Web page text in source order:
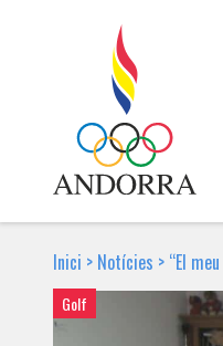
Inici > Notícies > “El
Golf